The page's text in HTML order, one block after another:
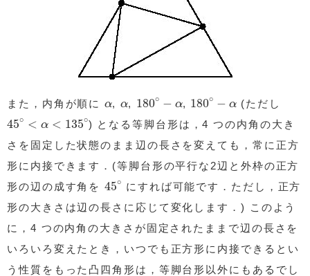
また，内角が順にα
α, α
α, 180∘ − α
180∘ , 180∘ − α
180∘ (ただし
45∘ < α < 135∘
45∘ <α 135 ∘
) となる等脚台形は，4 つの内角の大き
さを固定した状態のまま辺の長さを変えても，常に正方
形に内接できます．(等脚台形の平行な2辺と外枠の正方
形の辺の成す角を45∘
45∘ にすれば可能です．ただし，正方
形の大きさは辺の長さに応じて変化します．) このよう
に，4 つの内角の大きさが固定されたままで辺の長さを
いろいろ変えたとき，いつでも正方形に内接できるとい
う性質をもった凸四角形は，等脚台形以外にもあるでし